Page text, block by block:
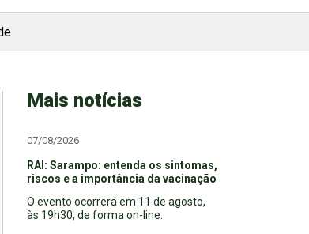
Mais notícias
07/08/2026
RAI: Sarampo: entenda os sintomas,
riscos e a importância da vacinação
O evento ocorrerá em 11 de agosto,
às 19h30, de forma on-line.